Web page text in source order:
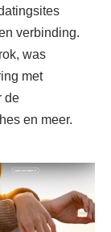
verbinding.
was
met
de
en meer.